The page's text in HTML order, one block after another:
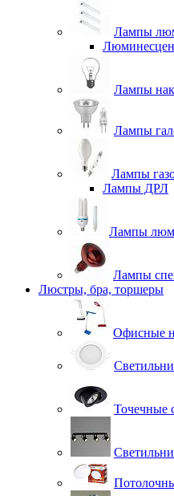
Лампы
Лампы
Лампы
Лампы
Лампы ДРЛ
Лампы
Лампы
Люстры, бра, торшеры
Офисные
Точечные